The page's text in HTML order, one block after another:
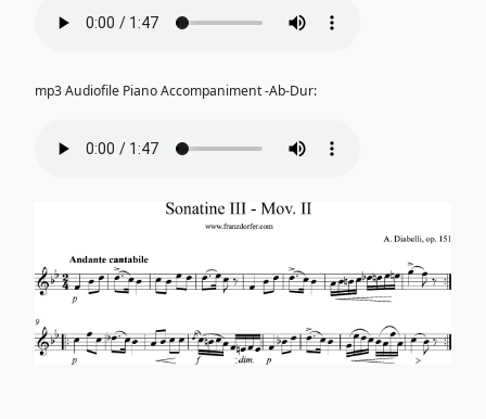
mp3 Audiofile Piano Accompaniment -Ab-Dur: